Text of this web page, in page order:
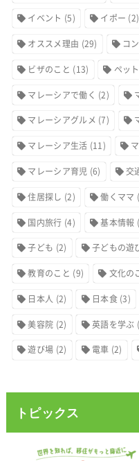
イベント (5) イポー (2)
オススメ理由 (29) コ
ビザのこと (13) ペット
マレーシアで働く (2)
マレーシアグルメ (7)
マレーシア生活 (11)
マレーシア育児 (6) 交
住居探し (2) 働くママ
国内旅行 (4) 基本情報
子ども (2) 子どもの遊
教育のこと (9) 文化の
日本人 (2) 日本食(3)
美容院 (2) 英語を学ぶ
遊び場 (2) 電車 (2)
トピックス